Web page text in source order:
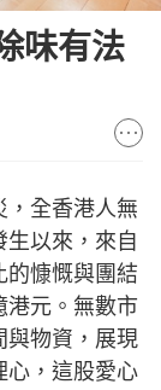
味有法
全香港人無
以來，來自
的慷慨與團結
港元。無數市
與物資，展現
心，這股愛心